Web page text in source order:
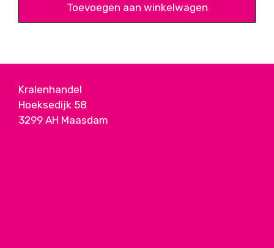
Toevoegen aan winkelwagen
Kralenhandel
Hoeksedijk 58
3299 AH Maasdam